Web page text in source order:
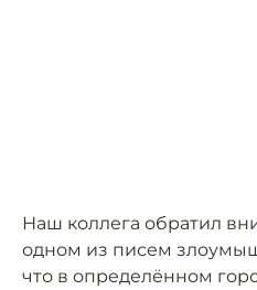
Наш коллега обратил
одном из писем
что в определённом